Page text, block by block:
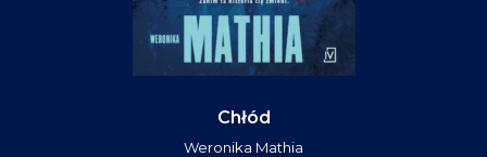
Chłód
Weronika Mathia